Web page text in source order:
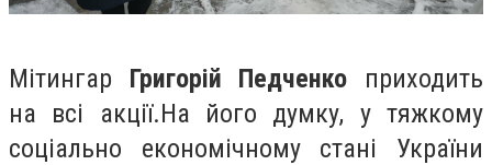
Мітингар Григорій Педченко приходить
на всі акції.На його думку, у тяжкому
соціально економічному стані України